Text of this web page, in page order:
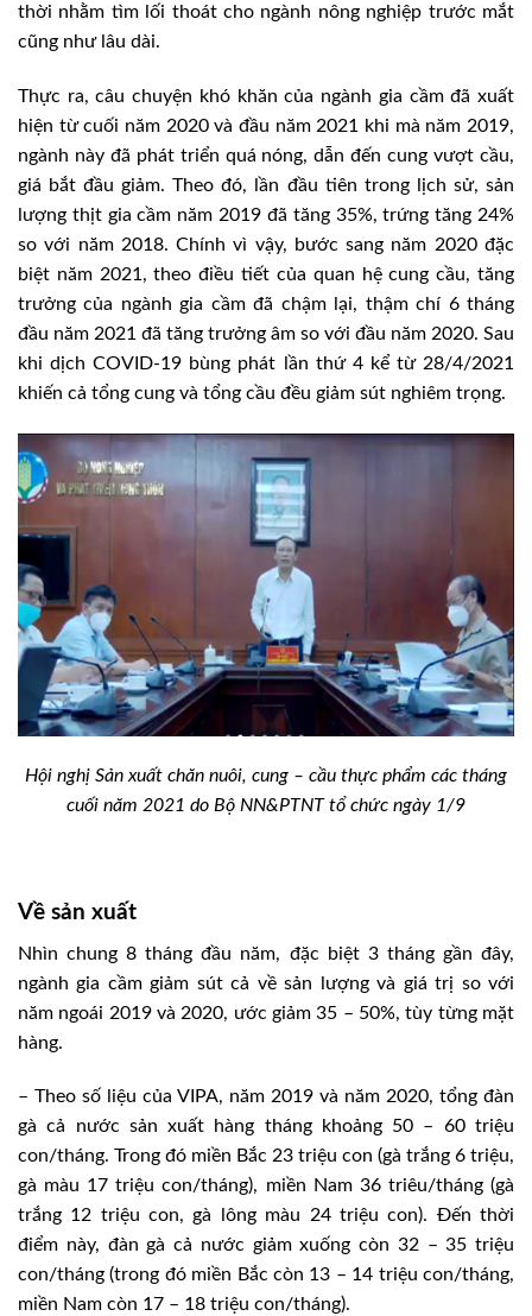
thời nhằm tìm lối thoát cho ngành nông nghiệp trước mắt
cũng như lâu dài.
Thực ra, câu chuyện khó khăn của ngành gia cầm đã xuất
hiện từ cuối năm 2020 và đầu năm 2021 khi mà năm 2019,
ngành này đã phát triển quá nóng, dẫn đến cung vượt cầu,
giá bắt đầu giảm. Theo đó, lần đầu tiên trong lịch sử, sản
lượng thịt gia cầm năm 2019 đã tăng 35%, trứng tăng 24%
so với năm 2018. Chính vì vậy, bước sang năm 2020 đặc
biệt năm 2021, theo điều tiết của quan hệ cung cầu, tăng
trưởng của ngành gia cầm đã chậm lại, thậm chí 6 tháng
đầu năm 2021 đã tăng trưởng âm so với đầu năm 2020. Sau
khi dịch COVID-19 bùng phát lần thứ 4 kể từ 28/4/2021
khiến cả tổng cung và tổng cầu đều giảm sút nghiêm trọng.
Hội nghị Sản xuất chăn nuôi, cung – cầu thực phẩm các tháng
cuối năm 2021 do Bộ NN&PTNT tổ chức ngày 1/9
Về sản xuất
Nhìn chung 8 tháng đầu năm, đặc biệt 3 tháng gần đây,
ngành gia cầm giảm sút cả về sản lượng và giá trị so với
năm ngoái 2019 và 2020, ước giảm 35 – 50%, tùy từng mặt
hàng.
– Theo số liệu của VIPA, năm 2019 và năm 2020, tổng đàn
gà cả nước sản xuất hàng tháng khoảng 50 – 60 triệu
con/tháng. Trong đó miền Bắc 23 triệu con (gà trắng 6 triệu,
gà màu 17 triệu con/tháng), miền Nam 36 triêu/tháng (gà
trắng 12 triệu con, gà lông màu 24 triệu con). Đến thời
điểm này, đàn gà cả nước giảm xuống còn 32 – 35 triệu
con/tháng (trong đó miền Bắc còn 13 – 14 triệu con/tháng,
miền Nam còn 17 – 18 triệu con/tháng).